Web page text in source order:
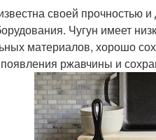
своей прочностью
Чугун имеет
материалов, хорошо
ржавчины и